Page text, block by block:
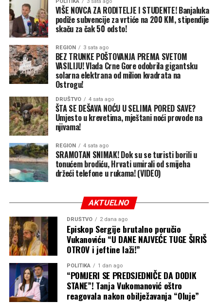
BN
POLITIKA 3 sata ago
VIŠE NOVCA ZA RODITELJE I STUDENTE! Banjaluka
podiže subvencije za vrtiće na 200 KM, stipendije
skaču za čak 50 odsto!
REGION 3 sata ago
BEZ TRUNKE POŠTOVANJA PREMA SVETOM
VASILIJU! Vlada Crne Gore odobrila gigantsku
solarna elektrana od milion kvadrata na
Ostrogu!
DRUŠTVO 4 sata ago
ŠTA SE DEŠAVA NOĆU U SELIMA PORED SAVE?
Umjesto u krevetima, mještani noći provode na
njivama!
REGION 4 sata ago
SRAMOTAN SNIMAK! Dok su se turisti borili u
tonućem brodiću, Hrvati umirali od smijeha
držeći telefone u rukama! (VIDEO)
AKTUELNO
DRUŠTVO 2 dana ago
Episkop Sergije brutalno poručio
Vukanoviću “U DANE NAJVEĆE TUGE ŠIRIŠ
OTROV i jeftine laži!”
POLITIKA 1 dan ago
“POMJERI SE PREDSJEDNIČE DA DODIK
STANE”! Tanja Vukomanović oštro
reagovala nakon obilježavanja “Oluje”